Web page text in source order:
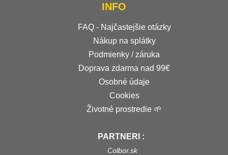
INFO
FAQ - Najčastejšie otázky
Nákup na splátky
Podmienky / záruka
Doprava zdarma nad 99€
Osobné údaje
Cookies
Životné prostredie 🌱
PARTNERI :
Colbor.sk